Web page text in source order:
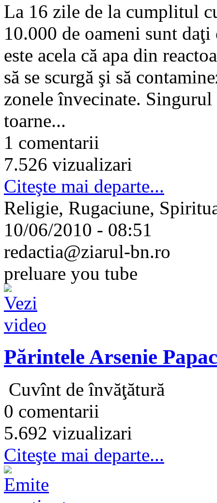
La 16 zile de la cumplitul
10.000 de oameni sunt
este acela că apa din
să se scurgă şi să
zonele învecinate. Singurul
toarne...
1 comentarii
7.526 vizualizari
Citeşte mai departe...
Religie, Rugaciune,
10/06/2010 - 08:51
redactia@ziarul-bn.ro
preluare you tube
Părintele Arsenie
Cuvînt de învăţătură
0 comentarii
5.692 vizualizari
Citeşte mai departe...